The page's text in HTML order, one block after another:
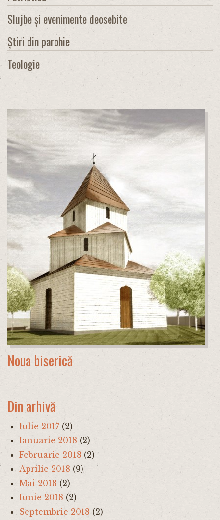
Slujbe și evenimente deosebite
Știri din parohie
Teologie
Noua biserică
Din arhivă
Iulie 2017 (2)
Ianuarie 2018 (2)
Februarie 2018 (2)
Aprilie 2018 (9)
Mai 2018 (2)
Iunie 2018 (2)
Septembrie 2018 (2)